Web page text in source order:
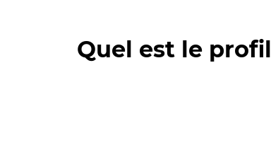
Quel est le